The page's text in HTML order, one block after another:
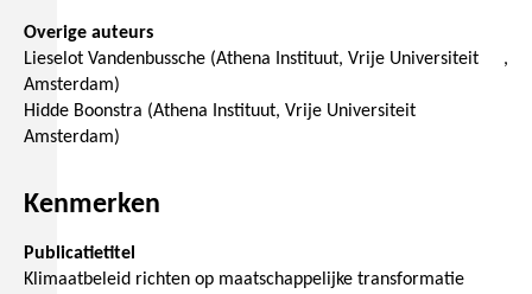
Overige auteurs
Lieselot Vandenbussche (Athena Instituut, Vrije Universiteit
Amsterdam)
Hidde Boonstra (Athena Instituut, Vrije Universiteit
Amsterdam)
Kenmerken
Publicatietitel
Klimaatbeleid richten op maatschappelijke transformatie